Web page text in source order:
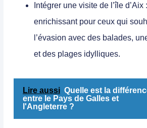
Intégrer une visite de l’île d’Aix
enrichissant pour ceux qui
l’évasion avec des balades,
et des plages idylliques.
Lire aussi Quelle est la
entre le Pays de Galles et
l'Angleterre ?